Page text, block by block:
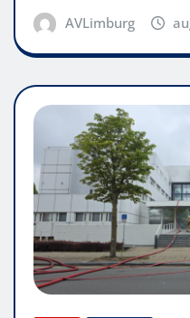
AVLimburg